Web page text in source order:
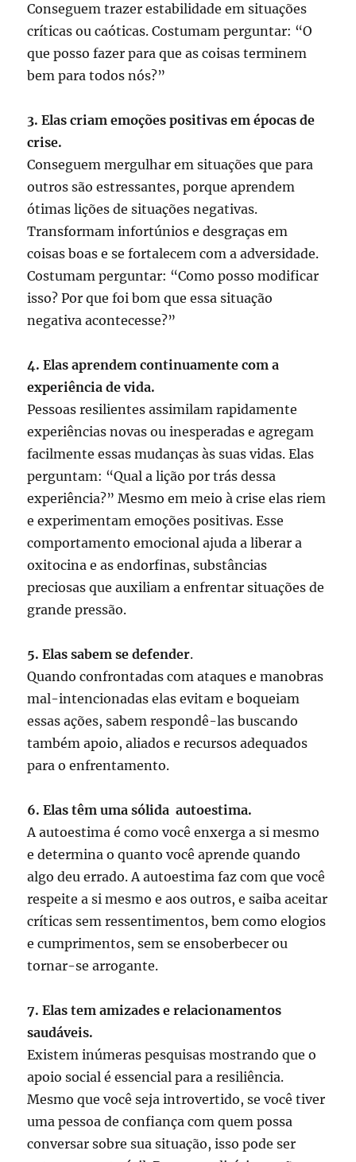
Conseguem trazer estabilidade em situações
críticas ou caóticas. Costumam perguntar: “O
que posso fazer para que as coisas terminem
bem para todos nós?”
3. Elas criam emoções positivas em épocas de
crise.
Conseguem mergulhar em situações que para
outros são estressantes, porque aprendem
ótimas lições de situações negativas.
Transformam infortúnios e desgraças em
coisas boas e se fortalecem com a adversidade.
Costumam perguntar: “Como posso modificar
isso? Por que foi bom que essa situação
negativa acontecesse?”
4. Elas aprendem continuamente com a
experiência de vida.
Pessoas resilientes assimilam rapidamente
experiências novas ou inesperadas e agregam
facilmente essas mudanças às suas vidas. Elas
perguntam: “Qual a lição por trás dessa
experiência?” Mesmo em meio à crise elas riem
e experimentam emoções positivas. Esse
comportamento emocional ajuda a liberar a
oxitocina e as endorfinas, substâncias
preciosas que auxiliam a enfrentar situações de
grande pressão.
5. Elas sabem se defender.
Quando confrontadas com ataques e manobras
mal-intencionadas elas evitam e boqueiam
essas ações, sabem respondê-las buscando
também apoio, aliados e recursos adequados
para o enfrentamento.
6. Elas têm uma sólidaautoestima.
A autoestima é como você enxerga a si mesmo
e determina o quanto você aprende quando
algo deu errado. A autoestima faz com que você
respeite a si mesmo e aos outros, e saiba aceitar
críticas sem ressentimentos, bem como elogios
e cumprimentos, sem se ensoberbecer ou
tornar-se arrogante.
7. Elas tem amizades e relacionamentos
saudáveis.
Existem inúmeras pesquisas mostrando que o
apoio social é essencial para a resiliência.
Mesmo que você seja introvertido, se você tiver
uma pessoa de confiança com quem possa
conversar sobre sua situação, isso pode ser